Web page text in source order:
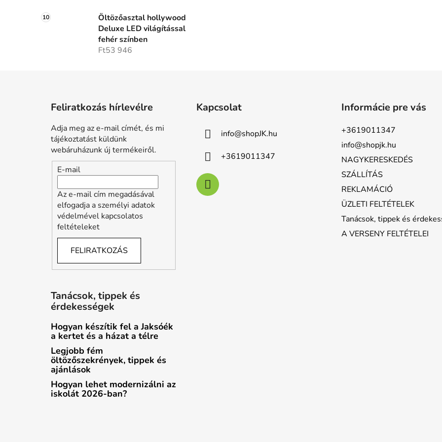
Öltözőasztal hollywood
Deluxe LED világítással
fehér színben
Ft53 946
Feliratkozás hírlevélre
Adja meg az e-mail címét, és mi
tájékoztatást küldünk
webáruházunk új termékeiről.
E-mail
Az e-mail cím megadásával
elfogadja a személyi adatok
védelmével kapcsolatos
feltételeket
FELIRATKOZÁS
Kapcsolat
info@shopJK.hu
+3619011347
Informácie pre vás
+3619011347
info@shopjk.hu
NAGYKERESKEDÉS
SZÁLLÍTÁS
REKLAMÁCIÓ
ÜZLETI FELTÉTELEK
Tanácsok, tippek és
A VERSENY FELTÉTELEI
Tanácsok, tippek és
érdekességek
Hogyan készítik fel a Jaksóék
a kertet és a házat a télre
Legjobb fém
öltözőszekrények, tippek és
ajánlások
Hogyan lehet modernizálni az
iskolát 2026-ban?